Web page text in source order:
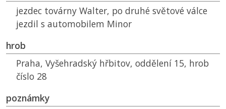
jezdec továrny Walter, po druhé světové válce
jezdil s automobilem Minor
hrob
Praha, Vyšehradský hřbitov, oddělení 15, hrob
číslo 28
poznámky